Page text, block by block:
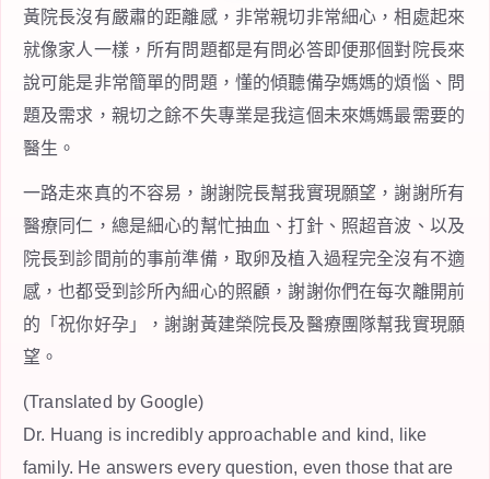
黃院長沒有嚴肅的距離感，非常親切非常細心，相處起來
就像家人一樣，所有問題都是有問必答即便那個對院長來
說可能是非常簡單的問題，懂的傾聽備孕媽媽的煩惱、問
題及需求，親切之餘不失專業是我這個未來媽媽最需要的
醫生。
一路走來真的不容易，謝謝院長幫我實現願望，謝謝所有
醫療同仁，總是細心的幫忙抽血、打針、照超音波、以及
院長到診間前的事前準備，取卵及植入過程完全沒有不適
感，也都受到診所內細心的照顧，謝謝你們在每次離開前
的「祝你好孕」，謝謝黃建榮院長及醫療團隊幫我實現願
望。
(Translated by Google)
Dr. Huang is incredibly approachable and kind, like
family. He answers every question, even those that are